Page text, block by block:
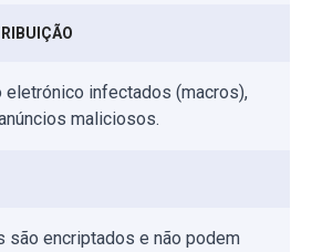
eletrónico infectados (macros),
maliciosos.
são encriptados e não podem